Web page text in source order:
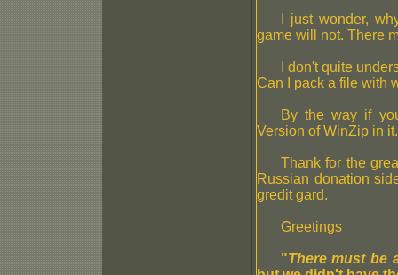
I just wonder,
game will not. There
I don't quite
Can I pack a file with
By the way if
Version of WinZip in
Thank for the
Russian donation
gredit gard.
Greetings
"There must be